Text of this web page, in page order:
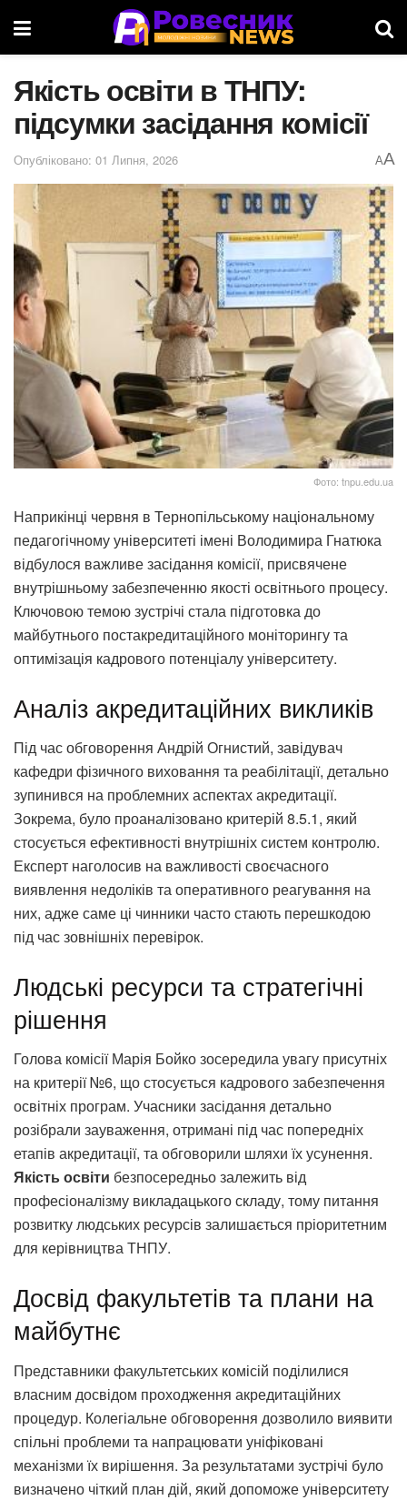
Якість освіти в ТНПУ:
підсумки засідання комісії
Опубліковано: 01 Липня, 2026 AA
Фото: tnpu.edu.ua
Наприкінці червня в Тернопільському національному
педагогічному університеті імені Володимира Гнатюка
відбулося важливе засідання комісії, присвячене
внутрішньому забезпеченню якості освітнього процесу.
Ключовою темою зустрічі стала підготовка до
майбутнього постакредитаційного моніторингу та
оптимізація кадрового потенціалу університету.
Аналіз акредитаційних викликів
Під час обговорення Андрій Огнистий, завідувач
кафедри фізичного виховання та реабілітації, детально
зупинився на проблемних аспектах акредитації.
Зокрема, було проаналізовано критерій 8.5.1, який
стосується ефективності внутрішніх систем контролю.
Експерт наголосив на важливості своєчасного
виявлення недоліків та оперативного реагування на
них, адже саме ці чинники часто стають перешкодою
під час зовнішніх перевірок.
Людські ресурси та стратегічні
рішення
Голова комісії Марія Бойко зосередила увагу присутніх
на критерії №6, що стосується кадрового забезпечення
освітніх програм. Учасники засідання детально
розібрали зауваження, отримані під час попередніх
етапів акредитації, та обговорили шляхи їх усунення.
Якість освіти безпосередньо залежить від
професіоналізму викладацького складу, тому питання
розвитку людських ресурсів залишається пріоритетним
для керівництва ТНПУ.
Досвід факультетів та плани на
майбутнє
Представники факультетських комісій поділилися
власним досвідом проходження акредитаційних
процедур. Колегіальне обговорення дозволило виявити
спільні проблеми та напрацювати уніфіковані
механізми їх вирішення. За результатами зустрічі було
визначено чіткий план дій, який допоможе університету